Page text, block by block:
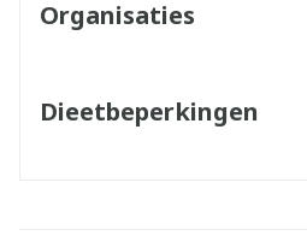
Organisaties
Dieetbeperkingen